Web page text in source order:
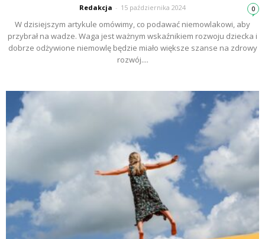
Redakcja - 15 października 2024 0
W dzisiejszym artykule omówimy, co podawać niemowlakowi, aby
przybrał na wadze. Waga jest ważnym wskaźnikiem rozwoju dziecka i
dobrze odżywione niemowlę będzie miało większe szanse na zdrowy
rozwój....